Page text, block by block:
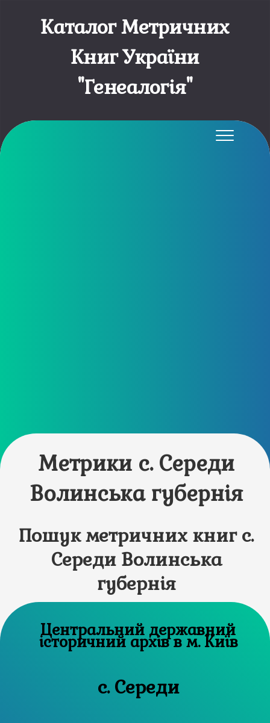
Каталог Метричних
Книг України
"Генеалогія"
Метрики с. Середи
Волинська губернія
Пошук метричних книг с.
Середи Волинська
губернія
Центральний державний
історичний архів в м. Київ
с. Середи